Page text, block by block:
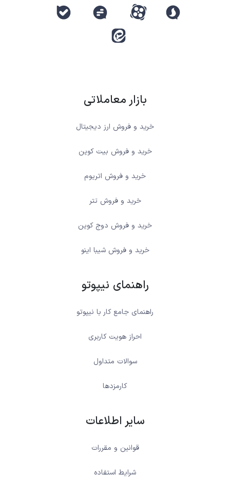
بازار معاملاتی
خرید و فروش ارز دیجیتال
خرید و فروش بیت کوین
خرید و فروش اتریوم
خرید و فروش تتر
خرید و فروش دوج کوین
خرید و فروش شیبا اینو
راهنمای نیپوتو
راهنمای جامع کار با نیپوتو
احراز هویت کاربری
سوالات متداول
کارمزدها
سایر اطلاعات
قوانین و مقررات
شرایط استفاده